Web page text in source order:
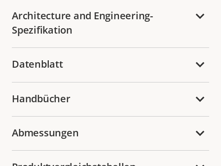
Architecture and Engineering-
Spezifikation
Datenblatt
Handbücher
Abmessungen